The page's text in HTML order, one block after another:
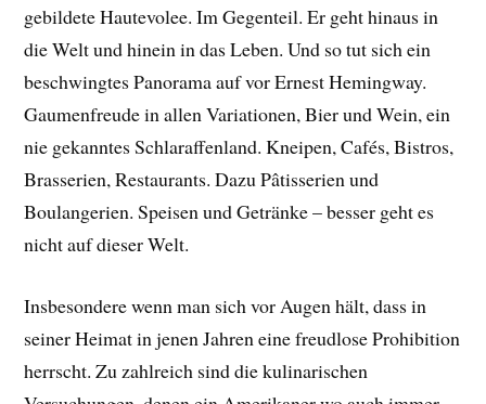
gebildete Hautevolee. Im Gegenteil. Er geht hinaus in
die Welt und hinein in das Leben. Und so tut sich ein
beschwingtes Panorama auf vor Ernest Hemingway.
Gaumenfreude in allen Variationen, Bier und Wein, ein
nie gekanntes Schlaraffenland. Kneipen, Cafés, Bistros,
Brasserien, Restaurants. Dazu Pâtisserien und
Boulangerien. Speisen und Getränke – besser geht es
nicht auf dieser Welt.
Insbesondere wenn man sich vor Augen hält, dass in
seiner Heimat in jenen Jahren eine freudlose Prohibition
herrscht. Zu zahlreich sind die kulinarischen